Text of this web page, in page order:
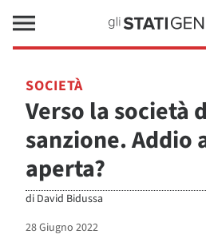
SOCIETÀ
Verso la società
sanzione. Addio
aperta?
di David Bidussa
28 Giugno 2022